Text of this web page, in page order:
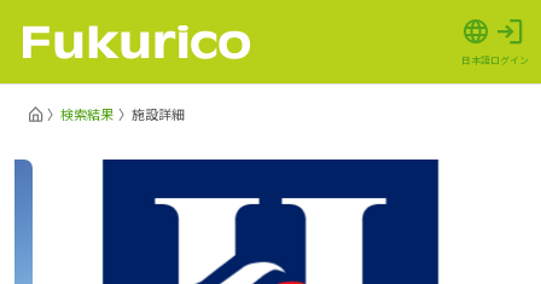
日本語ログイン
検索結果 施設詳細